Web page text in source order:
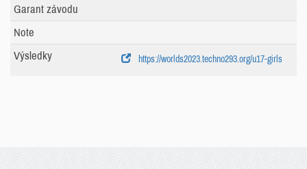
Garant závodu
Note
Výsledky
https://worlds2023.techno293.org/u17-girls